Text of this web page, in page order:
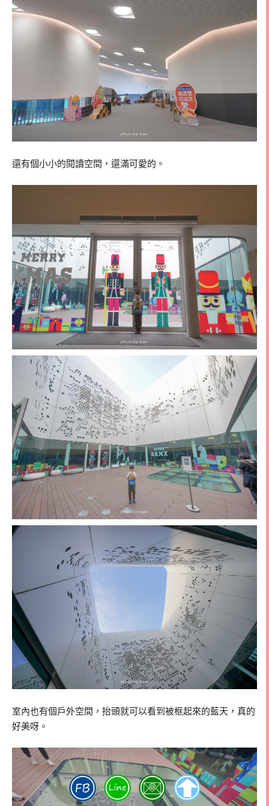
還有個小小的閱讀空間，還滿可愛的。
室內也有個戶外空間，抬頭就可以看到被框起來的藍天，真的
好美呀。